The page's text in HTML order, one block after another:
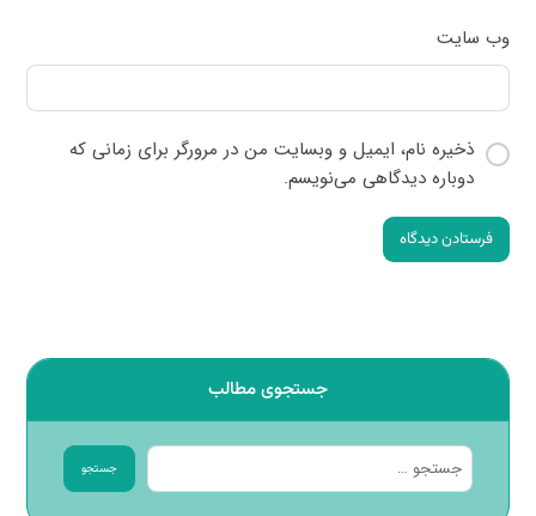
وب‌ سایت
ذخیره نام، ایمیل و وبسایت من در مرورگر برای زمانی که
دوباره دیدگاهی می‌نویسم.
فرستادن دیدگاه
جستجوی مطالب
جستجو